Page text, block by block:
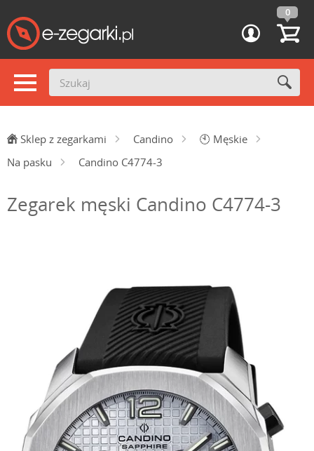
0
Sklep z zegarkami Candino 🕙 Męskie
Na pasku
Candino C4774-3
Zegarek męski Candino C4774-3